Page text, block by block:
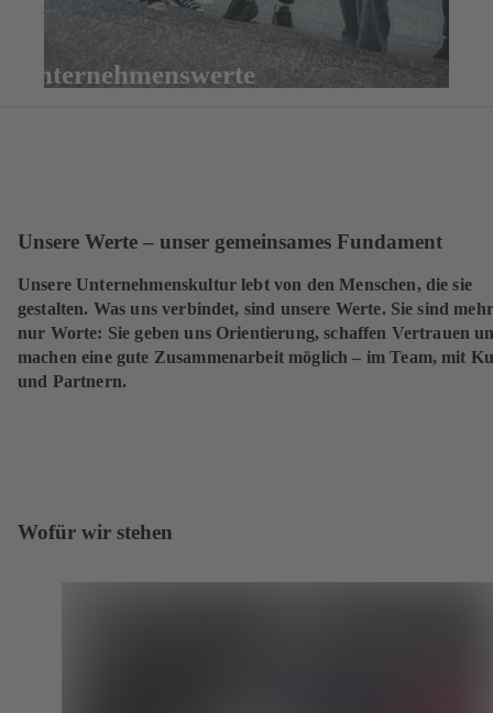
Unternehmenswerte
Unsere Werte – unser gemeinsames Fundament
Unsere Unternehmenskultur lebt von den Menschen, die sie
gestalten. Was uns verbindet, sind unsere Werte. Sie sind
nur Worte: Sie geben uns Orientierung, schaffen Vertrauen
machen eine gute Zusammenarbeit möglich – im Team, mit
und Partnern.
Wofür wir stehen